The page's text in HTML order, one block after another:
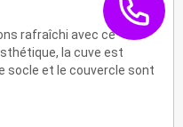
rafraîchi avec ce
la cuve est
socle et le couvercle sont